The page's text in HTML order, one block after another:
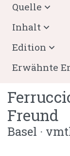
Freund
Basel ·
Quelle
Inhalt
Edition
Erwähnte